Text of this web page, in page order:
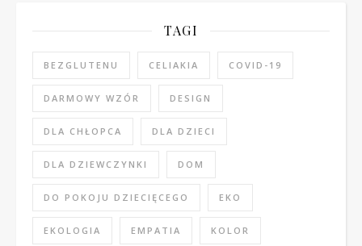
TAGI
BEZGLUTENU CELIAKIA COVID-19
DARMOWY WZÓR DESIGN
DLA CHŁOPCA DLA DZIECI
DLA DZIEWCZYNKI DOM
DO POKOJU DZIECIĘCEGO EKO
EKOLOGIA EMPATIA KOLOR